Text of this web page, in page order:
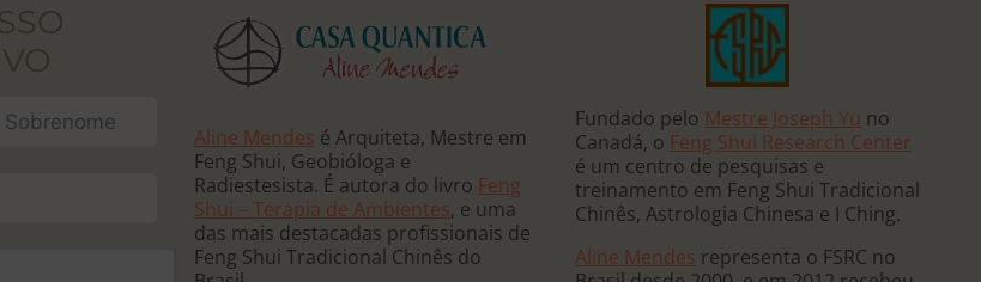
Aline Mendes é Arquiteta, Mestre em
Feng Shui, Geobióloga e
Radiestesista. É autora do livro Feng
Shui – Terapia de Ambientes, e uma
das mais destacadas profissionais de
Feng Shui Tradicional Chinês do
Fundado pelo Mestre Joseph Yu no
Canadá, o Feng Shui Research Center
é um centro de pesquisas e
treinamento em Feng Shui Tradicional
Chinês, Astrologia Chinesa e I Ching.
Aline Mendes representa o FSRC no